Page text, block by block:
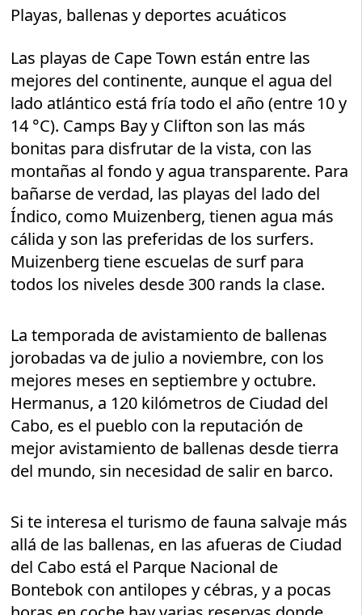
Playas, ballenas y deportes acuáticos
Las playas de Cape Town están entre las
mejores del continente, aunque el agua del
lado atlántico está fría todo el año (entre 10 y
14 °C). Camps Bay y Clifton son las más
bonitas para disfrutar de la vista, con las
montañas al fondo y agua transparente. Para
bañarse de verdad, las playas del lado del
Índico, como Muizenberg, tienen agua más
cálida y son las preferidas de los surfers.
Muizenberg tiene escuelas de surf para
todos los niveles desde 300 rands la clase.
La temporada de avistamiento de ballenas
jorobadas va de julio a noviembre, con los
mejores meses en septiembre y octubre.
Hermanus, a 120 kilómetros de Ciudad del
Cabo, es el pueblo con la reputación de
mejor avistamiento de ballenas desde tierra
del mundo, sin necesidad de salir en barco.
Si te interesa el turismo de fauna salvaje más
allá de las ballenas, en las afueras de Ciudad
del Cabo está el Parque Nacional de
Bontebok con antilopes y cébras, y a pocas